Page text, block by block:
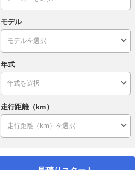
モデル
年式
走行距離（km）